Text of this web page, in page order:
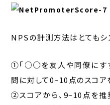
NPSの計測方法はとてもシ
①｢○○を友人や同僚にすす
問に対して0~10点のスコア
②スコアから、9~10点を推